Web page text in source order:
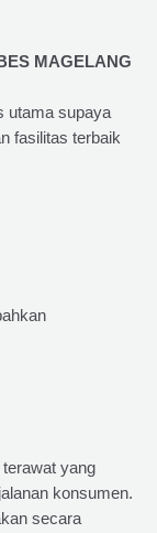
MAGELANG
utama supaya
fasilitas terbaik
yang
konsumen.
secara